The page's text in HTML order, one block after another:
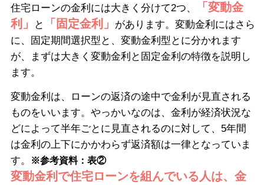
住宅ローンの金利には大きく分けて2つ、
「変動金
利」
と 「固定金利」 があります。変動金利にはさら
に、固定期間選択型と、変動金利型とに分かれます
が、まずは大きく変動金利と固定金利の特徴を説明し
ます。
変動金利は、ローンの返済の途中で金利が見直される
ものをいいます。やっかいなのは、金利が経済状況な
どによって半年ごとに見直されるのに対して、5年間
は金利の上下にかかわらず返済額は一律となっていま
す。
※参考資料：表②
変動金利で住宅ローンを組んでいる人は、金